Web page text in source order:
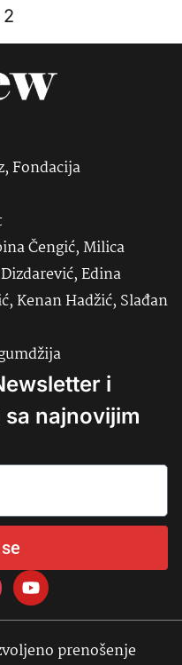
2
Fondacija
Čengić, Milica
Edina
Kenan Hadžić, Slađan
i
najnovijim
prenošenje